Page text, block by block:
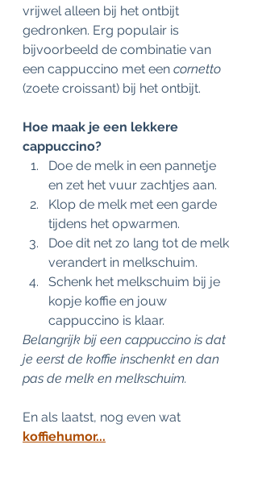
vrijwel alleen bij het ontbijt
gedronken. Erg populair is
bijvoorbeeld de combinatie van
een cappuccino met een cornetto
(zoete croissant) bij het ontbijt.
Hoe maak je een lekkere
cappuccino?
Doe de melk in een pannetje
en zet het vuur zachtjes aan.
Klop de melk met een garde
tijdens het opwarmen.
Doe dit net zo lang tot de melk
verandert in melkschuim.
Schenk het melkschuim bij je
kopje koffie en jouw
cappuccino is klaar.
Belangrijk bij een cappuccino is dat
je eerst de koffie inschenkt en dan
pas de melk en melkschuim.
En als laatst, nog even wat
koffiehumor...